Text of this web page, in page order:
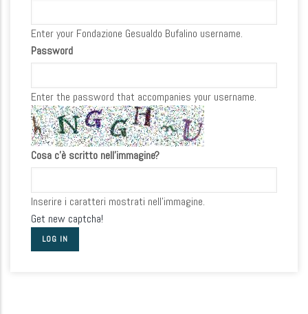
Enter your Fondazione Gesualdo Bufalino username.
Password
Enter the password that accompanies your username.
Cosa c'è scritto nell'immagine?
Inserire i caratteri mostrati nell'immagine.
Get new captcha!